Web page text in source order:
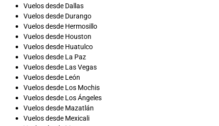
Vuelos desde Dallas
Vuelos desde Durango
Vuelos desde Hermosillo
Vuelos desde Houston
Vuelos desde Huatulco
Vuelos desde La Paz
Vuelos desde Las Vegas
Vuelos desde León
Vuelos desde Los Mochis
Vuelos desde Los Ángeles
Vuelos desde Mazatlán
Vuelos desde Mexicali